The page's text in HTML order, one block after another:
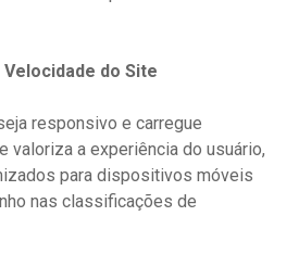
do Site
responsivo e carregue
valoriza a experiência do usuário,
para dispositivos móveis
nas classificações de